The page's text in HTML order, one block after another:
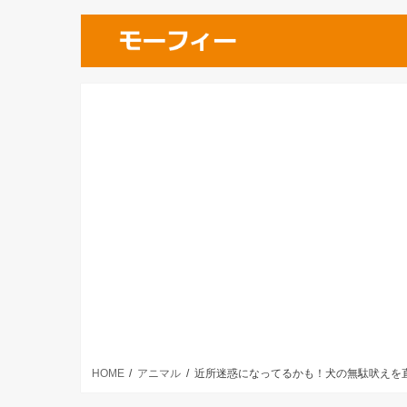
HOME アニマル 近所迷惑になってるかも！犬の無駄吠えを